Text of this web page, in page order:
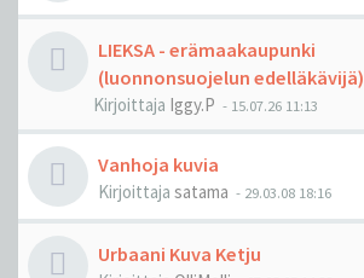
LIEKSA - erämaakaupunki
(luonnonsuojelun edelläkävijä)
Kirjoittaja Iggy.P - 15.07.26 11:13
Vanhoja kuvia
Kirjoittaja satama - 29.03.08 18:16
Urbaani Kuva Ketju